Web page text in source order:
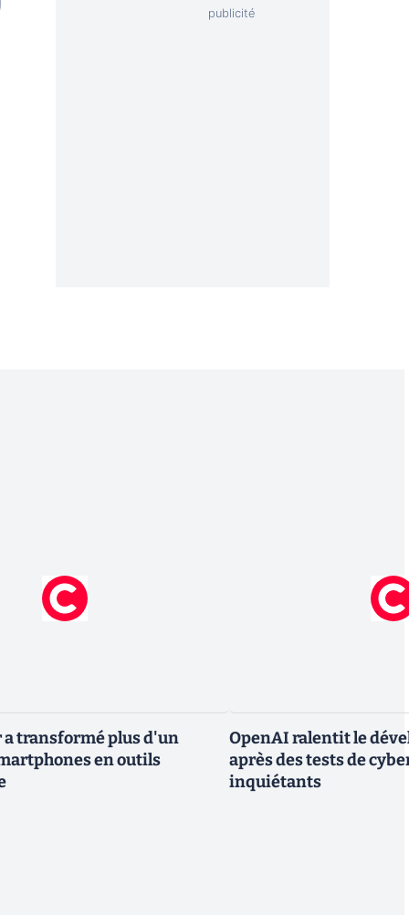
a transformé plus d'un
en outils
OpenAI ralentit le
après des tests de
inquiétants